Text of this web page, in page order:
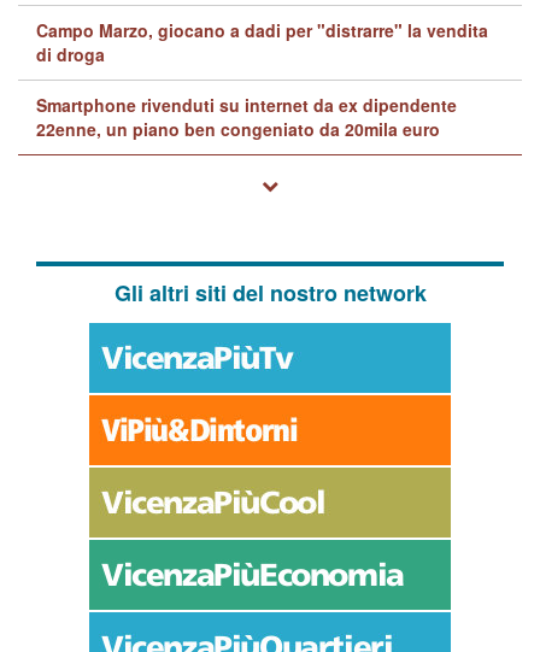
Campo Marzo, giocano a dadi per "distrarre" la vendita
di droga
Smartphone rivenduti su internet da ex dipendente
22enne, un piano ben congeniato da 20mila euro
Gli altri siti del nostro network